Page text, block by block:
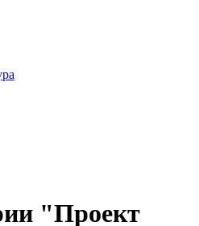
"Проект